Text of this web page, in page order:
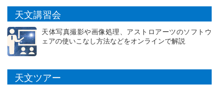
天文講習会
天体写真撮影や画像処理、アストロアーツのソフトウ
ェアの使いこなし方法などをオンラインで解説
天文ツアー